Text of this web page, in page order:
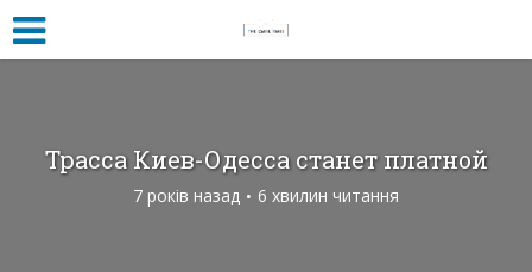
Трасса Киев-Одесса станет платной
7 років назад 6 хвилин читання